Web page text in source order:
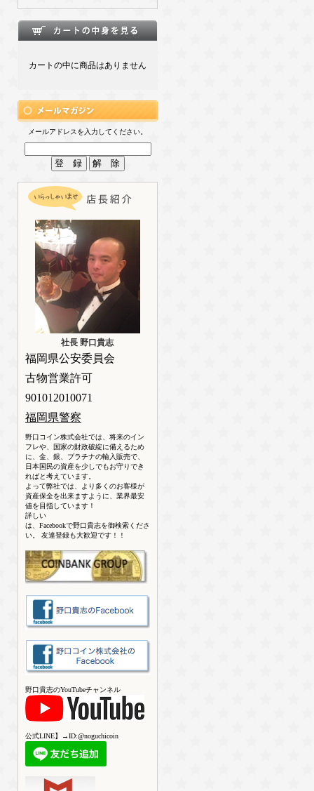
カートの中に商品はありません
メールアドレスを入力してください。
社長 野口貴志
福岡県公安委員会
古物営業許可
901012010071
福岡県警察
野口コイン株式会社では、将来のイン
フレや、国家の財政破綻に備えるため
に、金、銀、プラチナの輸入販売で、
日本国民の資産を少しでもお守りでき
ればと考えています。
よって弊社では、より多くのお客様が
資産保全を出来ますように、業界最安
値を目指しています！
詳しい
は、Facebookで野口貴志を御検索くださ
い。 友達登録も大歓迎です！！
野口貴志のYouTubeチャンネル
公式LINE】→ID:@noguchicoin